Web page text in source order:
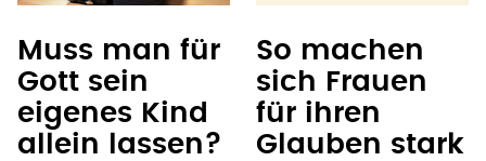
Muss man für
Gott sein
eigenes Kind
allein lassen?
So machen
sich Frauen
für ihren
Glauben stark